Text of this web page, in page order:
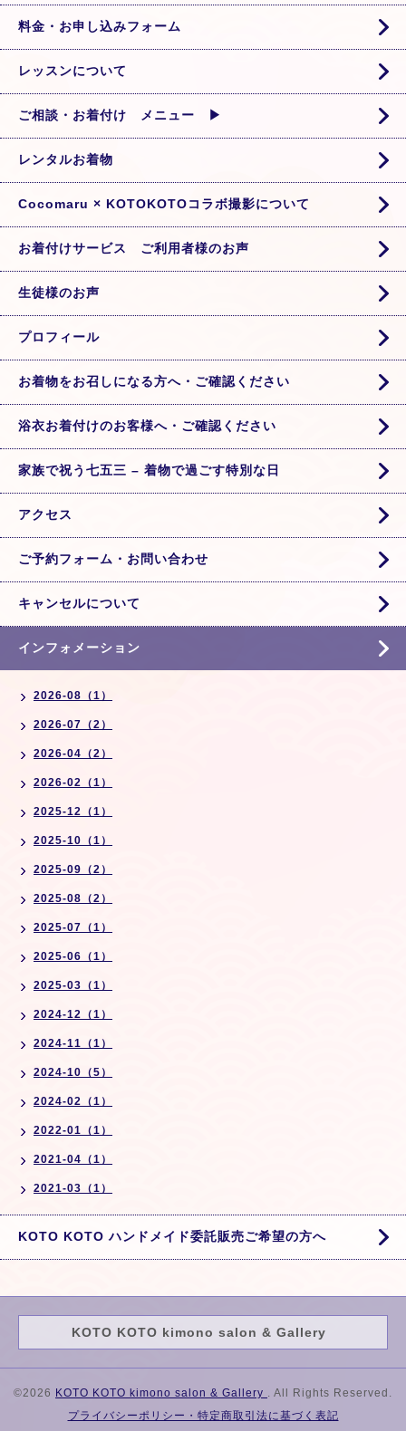
料金・お申し込みフォーム
レッスンについて
ご相談・お着付け メニュー ▶
レンタルお着物
Cocomaru × KOTOKOTOコラボ撮影について
お着付けサービス ご利用者様のお声
生徒様のお声
プロフィール
お着物をお召しになる方へ・ご確認ください
浴衣お着付けのお客様へ・ご確認ください
家族で祝う七五三 – 着物で過ごす特別な日
アクセス
ご予約フォーム・お問い合わせ
キャンセルについて
インフォメーション
2026-08（1）
2026-07（2）
2026-04（2）
2026-02（1）
2025-12（1）
2025-10（1）
2025-09（2）
2025-08（2）
2025-07（1）
2025-06（1）
2025-03（1）
2024-12（1）
2024-11（1）
2024-10（5）
2024-02（1）
2022-01（1）
2021-04（1）
2021-03（1）
KOTO KOTO ハンドメイド委託販売ご希望の方へ
KOTO KOTO kimono salon & Gallery
©2026 KOTO KOTO kimono salon & Gallery . All Rights Reserved.
プライバシーポリシー・特定商取引法に基づく表記